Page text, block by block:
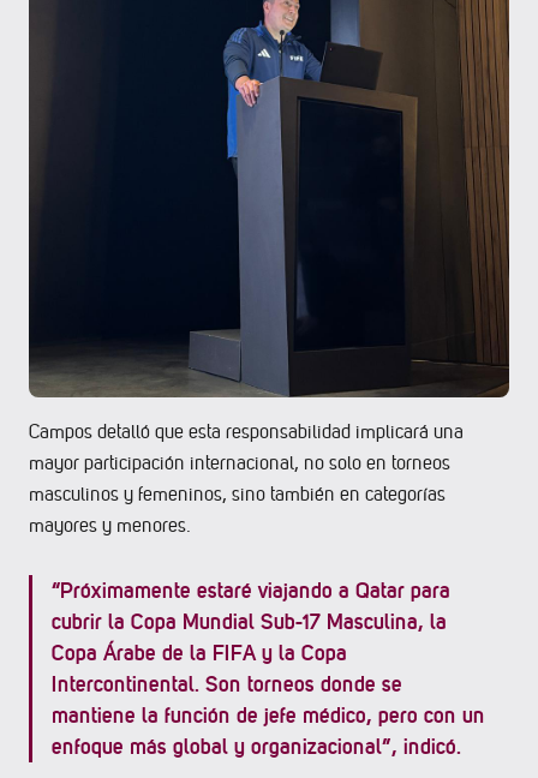
Campos detalló que esta responsabilidad implicará una
mayor participación internacional, no solo en torneos
masculinos y femeninos, sino también en categorías
mayores y menores.
“Próximamente estaré viajando a Qatar para
cubrir la Copa Mundial Sub-17 Masculina, la
Copa Árabe de la FIFA y la Copa
Intercontinental. Son torneos donde se
mantiene la función de jefe médico, pero con un
enfoque más global y organizacional”, indicó.